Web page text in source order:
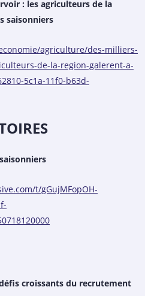
: les agriculteurs de la
saisonniers
agriculture/des-milliers-
de-la-region-galerent-a-
5c1a-11f0-b63d-
t/gGujMFopOH-
croissants du recrutement